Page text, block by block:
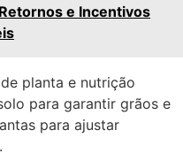
e Incentivos
planta e nutrição
para garantir grãos e
para ajustar